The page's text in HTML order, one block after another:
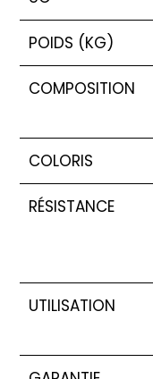
POIDS (KG)
COMPOSITION
COLORIS
RÉSISTANCE
UTILISATION